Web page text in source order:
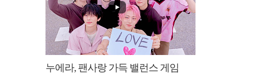
누에라, 팬사랑 가득 밸런스 게임